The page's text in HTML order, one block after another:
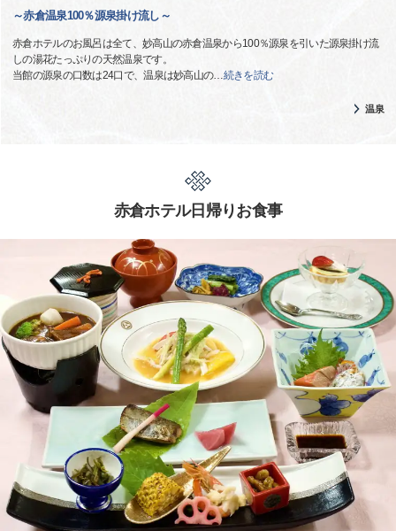
～赤倉温泉100％源泉掛け流し～
赤倉ホテルのお風呂は全て、妙高山の赤倉温泉から100％源泉を引いた源泉掛け流
しの湯花たっぷりの天然温泉です。
当館の源泉の口数は24口で、温泉は妙高山の…続きを読む
温泉
赤倉ホテル日帰りお食事